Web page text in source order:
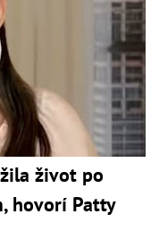
život po
hovorí Patty